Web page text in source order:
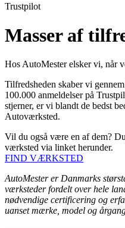
Trustpilot
Masser af
Hos AutoMester elsker vi, når
Tilfredsheden skaber vi
100.000 anmeldelser på
stjerner, er vi blandt de bedst
Autoværksted.
Vil du også være en af dem?
værksted via linket herunder.
FIND VÆRKSTED
AutoMester er Danmarks
værksteder fordelt over hele
nødvendige certificering og
uanset mærke, model og